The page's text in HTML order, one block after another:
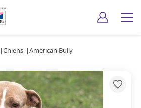
Chiens American Bully